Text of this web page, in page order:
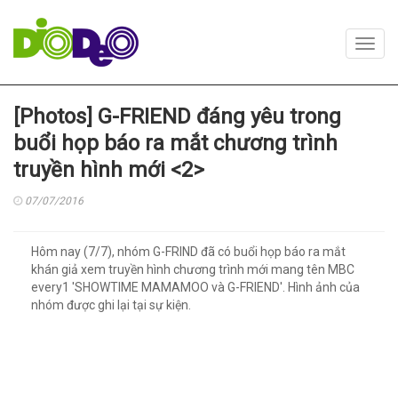
[Photos] G-FRIEND đáng yêu trong
buổi họp báo ra mắt chương trình
truyền hình mới <2>
07/07/2016
Hôm nay (7/7), nhóm G-FRIND đã có buổi họp báo ra mắt
khán giả xem truyền hình chương trình mới mang tên MBC
every1 'SHOWTIME MAMAMOO và G-FRIEND'. Hình ảnh của
nhóm được ghi lại tại sự kiện.